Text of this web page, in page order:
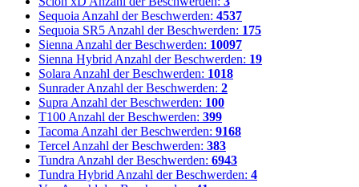
Sequoia Anzahl der Beschwerden: 4537
Sequoia SR5 Anzahl der Beschwerden: 175
Sienna Anzahl der Beschwerden: 10097
Sienna Hybrid Anzahl der Beschwerden: 19
Solara Anzahl der Beschwerden: 1018
Sunrader Anzahl der Beschwerden: 2
Supra Anzahl der Beschwerden: 100
T100 Anzahl der Beschwerden: 399
Tacoma Anzahl der Beschwerden: 9168
Tercel Anzahl der Beschwerden: 383
Tundra Anzahl der Beschwerden: 6943
Tundra Hybrid Anzahl der Beschwerden: 4